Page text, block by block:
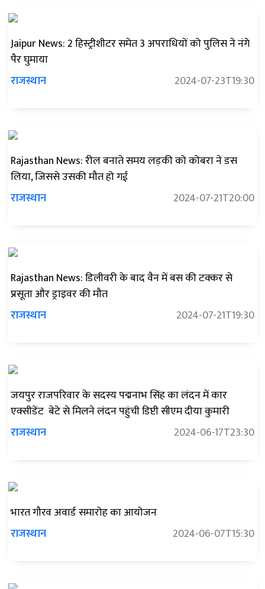
Jaipur News: 2 हिस्ट्रीशीटर समेत 3 अपराधियों को पुलिस ने नंगे
पैर घुमाया
राजस्थान
2024-07-23T19:30
Rajasthan News: रील बनाते समय लड़की को कोबरा ने डस
लिया, जिससे उसकी मौत हो गई
राजस्थान
2024-07-21T20:00
Rajasthan News: डिलीवरी के बाद वैन में बस की टक्कर से
प्रसूता और ड्राइवर की मौत
राजस्थान
2024-07-21T19:30
जयपुर राजपरिवार के सदस्य पद्मनाभ सिंह का लंदन में कार
एक्सीडेंट बेटे से मिलने लंदन पहुंची डिप्टी सीएम दीया कुमारी
राजस्थान
2024-06-17T23:30
भारत गौरव अवार्ड समारोह का आयोजन
राजस्थान
2024-06-07T15:30